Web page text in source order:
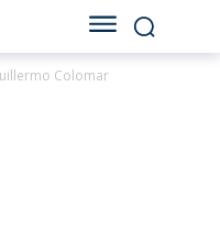
Colomar